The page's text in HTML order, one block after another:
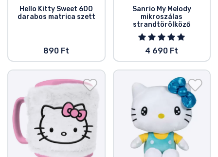
Hello Kitty Sweet 600
darabos matrica szett
890 Ft
Sanrio My Melody
mikroszálas
strandtörölköző
4 690 Ft